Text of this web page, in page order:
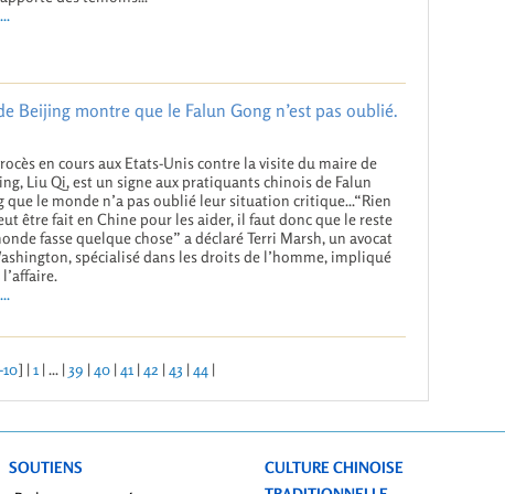
Beijing montre que le Falun Gong n’est pas oublié.
en cours aux Etats-Unis contre la visite du maire de
Liu Qi, est un signe aux pratiquants chinois de Falun
que le monde n’a pas oublié leur situation critique...“Rien
être fait en Chine pour les aider, il faut donc que le reste
fasse quelque chose” a déclaré Terri Marsh, un avocat
spécialisé dans les droits de l’homme, impliqué
-10] |1 | ... | 39 |40|41 |42 |43 |44 |
SOUTIENS
CULTURE CHINOISE